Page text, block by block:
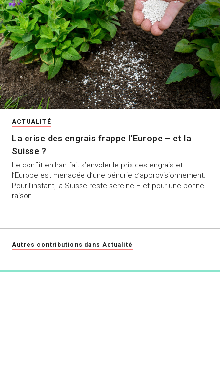
ACTUALITÉ
La crise des engrais frappe l’Europe – et la
Suisse ?
Le conflit en Iran fait s’envoler le prix des engrais et
l’Europe est menacée d’une pénurie d’approvisionnement.
Pour l’instant, la Suisse reste sereine – et pour une bonne
raison.
Autres contributions dans Actualité